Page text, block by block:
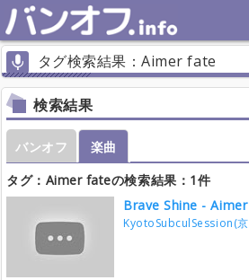
タグ検索結果：Aimer fate
検索結果
バンオフ
楽曲
タグ：Aimer fateの検索結果：1件
Brave Shine - Aimer